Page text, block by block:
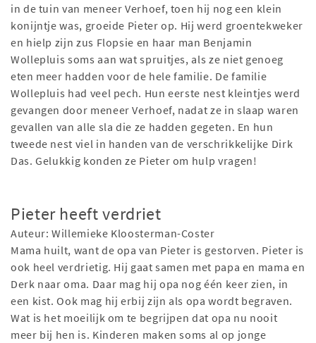
in de tuin van meneer Verhoef, toen hij nog een klein
konijntje was, groeide Pieter op. Hij werd groentekweker
en hielp zijn zus Flopsie en haar man Benjamin
Wollepluis soms aan wat spruitjes, als ze niet genoeg
eten meer hadden voor de hele familie. De familie
Wollepluis had veel pech. Hun eerste nest kleintjes werd
gevangen door meneer Verhoef, nadat ze in slaap waren
gevallen van alle sla die ze hadden gegeten. En hun
tweede nest viel in handen van de verschrikkelijke Dirk
Das. Gelukkig konden ze Pieter om hulp vragen!
Pieter heeft verdriet
Auteur: Willemieke Kloosterman-Coster
Mama huilt, want de opa van Pieter is gestorven. Pieter is
ook heel verdrietig. Hij gaat samen met papa en mama en
Derk naar oma. Daar mag hij opa nog één keer zien, in
een kist. Ook mag hij erbij zijn als opa wordt begraven.
Wat is het moeilijk om te begrijpen dat opa nu nooit
meer bij hen is. Kinderen maken soms al op jonge